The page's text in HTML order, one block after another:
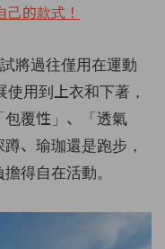
的款式！
將過往僅用在運動
用到上衣和下著，
覆性」、「透氣
、瑜珈還是跑步，
得自在活動。